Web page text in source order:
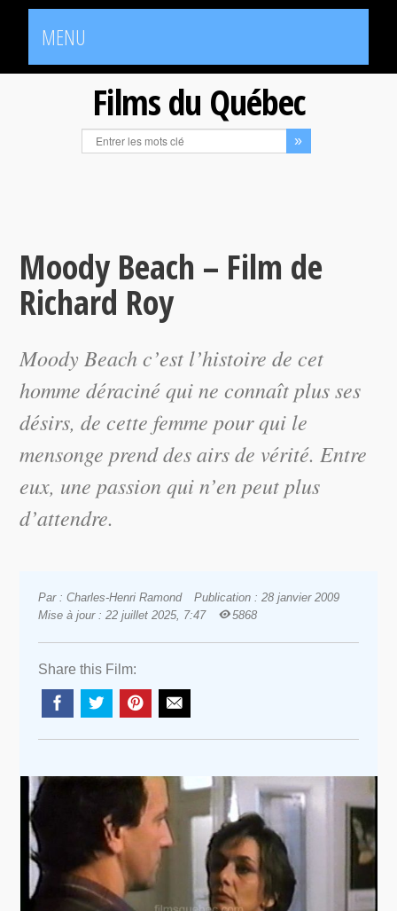
MENU
Films du Québec
Moody Beach – Film de
Richard Roy
Moody Beachc’est l’histoire de cet
homme déraciné qui ne connaît plus ses
désirs, de cette femme pour qui le
mensonge prend des airs de vérité. Entre
eux, une passion qui n’en peut plus
d’attendre.
Par : Charles-Henri Ramond
Publication : 28 janvier 2009
Mise à jour : 22 juillet 2025, 7:47
5868
Share this Film: